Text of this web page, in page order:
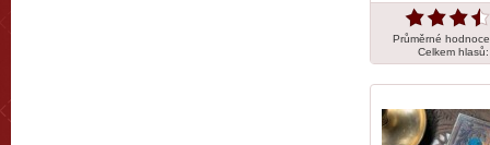
Průměrné
Celkem